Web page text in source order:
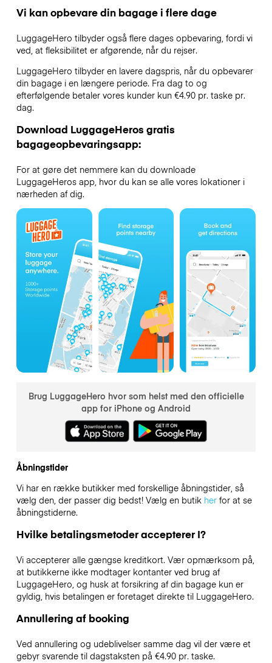
Vi kan opbevare din bagage i flere dage
LuggageHero tilbyder også flere dages opbevaring, fordi vi
ved, at fleksibilitet er afgørende, når du rejser.
LuggageHero tilbyder en lavere dagspris, når du opbevarer
din bagage i en længere periode. Fra dag to og
efterfølgende betaler vores kunder kun €4.90 pr. taske pr.
dag.
Download LuggageHeros gratis
bagageopbevaringsapp:
For at gøre det nemmere kan du downloade
LuggageHeros app, hvor du kan se alle vores lokationer i
nærheden af dig.
Brug LuggageHero hvor som helst med den officielle
app for iPhone og Android
Åbningstider
Vi har en række butikker med forskellige åbningstider, så
vælg den, der passer dig bedst! Vælg en butik herfor at se
åbningstiderne.
Hvilke betalingsmetoder accepterer I?
Vi accepterer alle gængse kreditkort. Vær opmærksom på,
at butikkerne ikke modtager kontanter ved brug af
LuggageHero, og husk at forsikring af din bagage kun er
gyldig, hvis betalingen er foretaget direkte til LuggageHero.
Annullering af booking
Ved annullering og udeblivelser samme dag vil der være et
gebyr svarende til dagstaksten på €4.90 pr. taske.